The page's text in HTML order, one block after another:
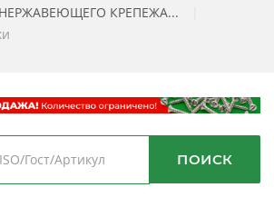
КРЕПЕЖА...
ПОИСК